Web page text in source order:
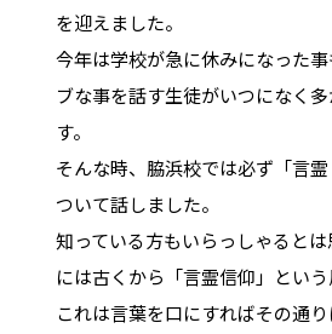
を迎えました。
今年は学校が急に休みになった事
ブな事を話す生徒がいつになく
す。
そんな時、脇浜校では必ず「言
ついて話しました。
知っている方もいらっしゃると
には古くから「言霊信仰」という
これは言葉を口にすればその通